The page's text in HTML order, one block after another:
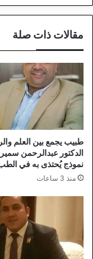
مقالات ذات صلة
طبيب يجمع بين العلم
الدكتور عبدالرحمن
نموذج يُحتذى به في الطب
منذ 3 ساعات